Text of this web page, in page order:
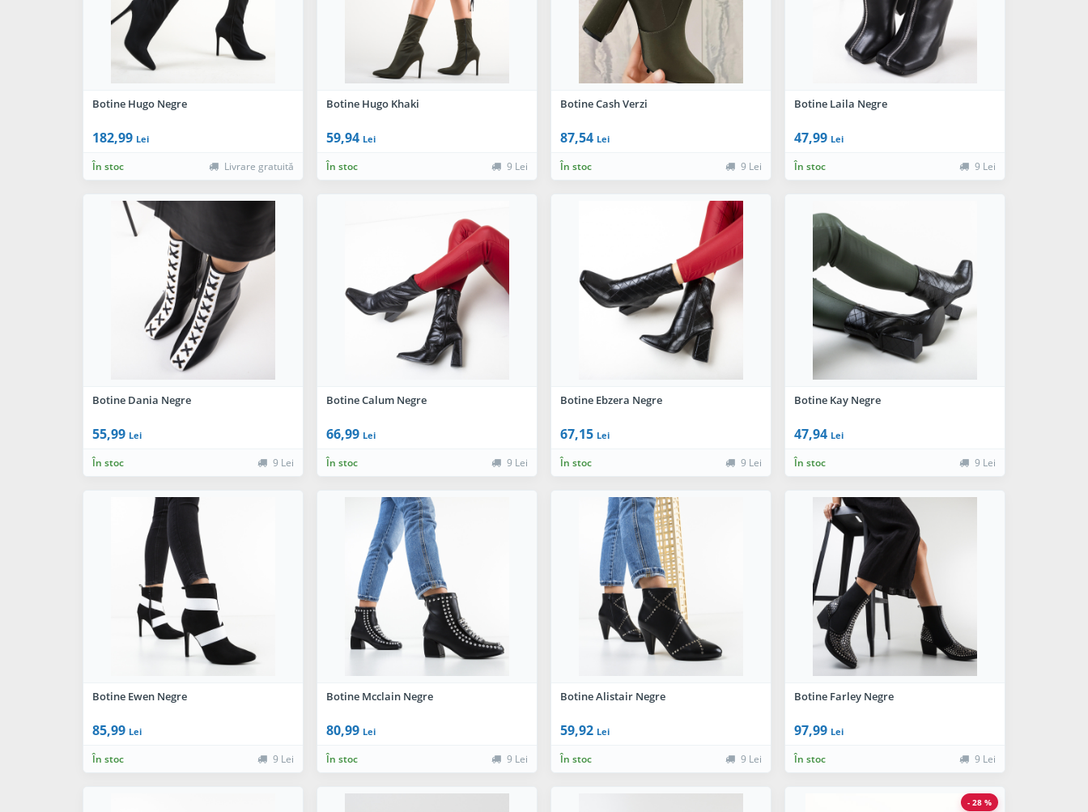
Botine Hugo Negre
182,99 Lei
În stoc Livrare gratuită
Botine Hugo Khaki
59,94 Lei
În stoc 9 Lei
Botine Cash Verzi
87,54 Lei
În stoc 9 Lei
Botine Laila Negre
47,99 Lei
În stoc 9 Lei
Botine Dania Negre
55,99 Lei
În stoc 9 Lei
Botine Calum Negre
66,99 Lei
În stoc 9 Lei
Botine Ebzera Negre
67,15 Lei
În stoc 9 Lei
Botine Kay Negre
47,94 Lei
În stoc 9 Lei
Botine Ewen Negre
85,99 Lei
În stoc 9 Lei
Botine Mcclain Negre
80,99 Lei
În stoc 9 Lei
Botine Alistair Negre
59,92 Lei
În stoc 9 Lei
Botine Farley Negre
97,99 Lei
În stoc 9 Lei
- 28 %